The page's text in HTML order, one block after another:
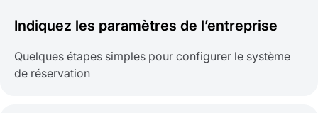
Indiquez les paramètres de l’entreprise
Quelques étapes simples pour configurer le système
de réservation